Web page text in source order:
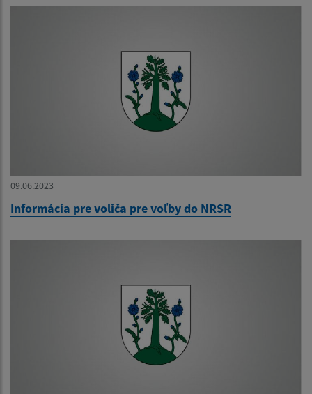
09.06.2023
Informácia pre voliča pre voľby do NRSR